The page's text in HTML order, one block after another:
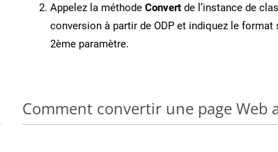
Appelez la méthode Convert de l’instance de
conversion à partir de ODP et indiquez le format
2ème paramètre.
Comment convertir une page Web